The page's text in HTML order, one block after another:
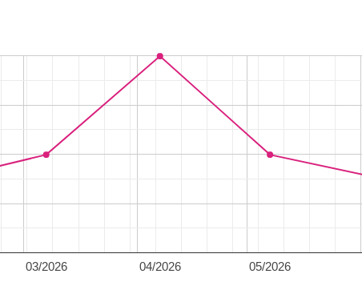
03/2026 04/2026 05/2026